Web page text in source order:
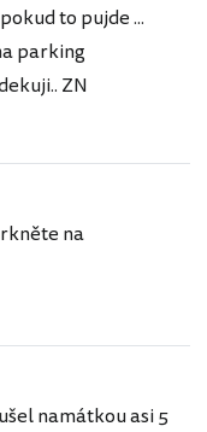
to pujde ...
parking
ZN
na
namátkou asi 5